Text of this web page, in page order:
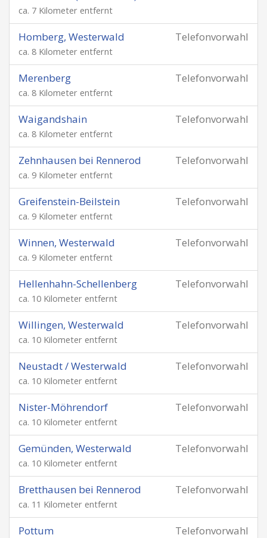
ca. 7 Kilometer entfernt
Telefonvorwahl
Homberg, Westerwald
ca. 8 Kilometer entfernt
Telefonvorwahl
Merenberg
ca. 8 Kilometer entfernt
Telefonvorwahl
Waigandshain
ca. 8 Kilometer entfernt
Telefonvorwahl
Zehnhausen bei Rennerod
ca. 9 Kilometer entfernt
Telefonvorwahl
Greifenstein-Beilstein
ca. 9 Kilometer entfernt
Telefonvorwahl
Winnen, Westerwald
ca. 9 Kilometer entfernt
Telefonvorwahl
Hellenhahn-Schellenberg
ca. 10 Kilometer entfernt
Telefonvorwahl
Willingen, Westerwald
ca. 10 Kilometer entfernt
Telefonvorwahl
Neustadt / Westerwald
ca. 10 Kilometer entfernt
Telefonvorwahl
Nister-Möhrendorf
ca. 10 Kilometer entfernt
Telefonvorwahl
Gemünden, Westerwald
ca. 10 Kilometer entfernt
Telefonvorwahl
Bretthausen bei Rennerod
ca. 11 Kilometer entfernt
Telefonvorwahl
Pottum